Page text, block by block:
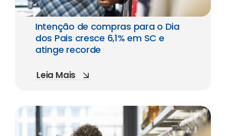
Intenção de compras para o Dia
dos Pais cresce 6,1% em SC e
atinge recorde
Leia Mais